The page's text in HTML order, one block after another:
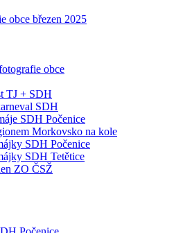
obce březen 2025
obce
TJ + SDH
SDH
SDH Počenice
Morkovsko na kole
SDH Počenice
SDH Tetětice
ZO ČSŽ